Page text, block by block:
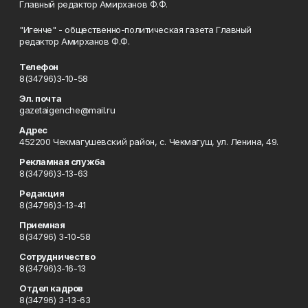
Главный редактор Амирханов Ф.Ф.
"Игенче" - общественно-политическая газета Главный
редактор Амирханов Ф.Ф.
Телефон
8(34796)3-10-58
Эл. почта
gazetaigenche@mail.ru
Адрес
452200 Чекмагушевский район, с. Чекмагуш, ул. Ленина, 49.
Рекламная служба
8(34796)3-13-63
Редакция
8(34796)3-13-41
Приемная
8(34796) 3-10-58
Сотрудничество
8(34796)3-16-13
Отдел кадров
8(34796) 3-13-63